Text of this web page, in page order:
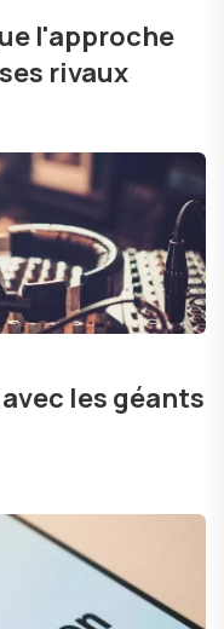
l'approche
rivaux
les géants